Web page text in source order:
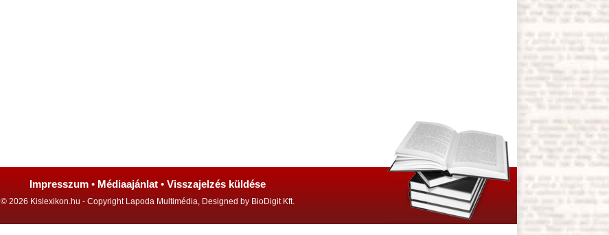
Impresszum • Médiaajánlat • Visszajelzés küldése
© 2026 Kislexikon.hu - Copyright Lapoda Multimédia, Designed by BioDigit Kft.